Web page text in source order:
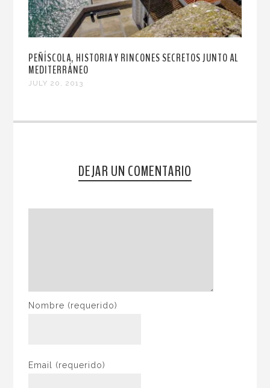
PEÑÍSCOLA, HISTORIA Y RINCONES SECRETOS JUNTO AL
MEDITERRÁNEO
JULY 20, 2013
DEJAR UN COMENTARIO
Nombre (requerido)
Email (requerido)